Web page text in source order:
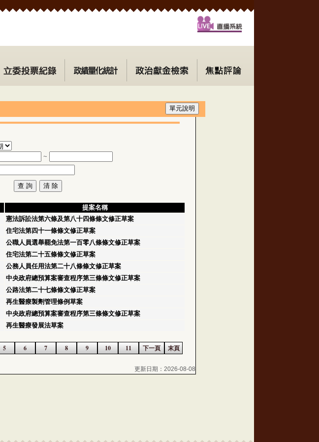
~
提案名稱
憲法訴訟法第六條及第八十四條條文修正草案
住宅法第四十一條條文修正草案
公職人員選舉罷免法第一百零八條條文修正草案
住宅法第二十五條條文修正草案
公務人員任用法第二十八條條文修正草案
中央政府總預算案審查程序第三條條文修正草案
公路法第二十七條條文修正草案
再生醫療製劑管理條例草案
中央政府總預算案審查程序第三條條文修正草案
再生醫療發展法草案
5 6 7 8 9 10 11 下一頁 末頁
更新日期：2026-08-08